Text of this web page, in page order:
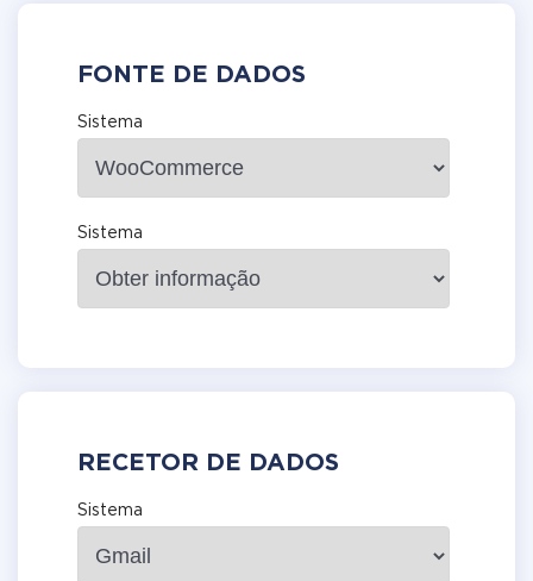
FONTE DE DADOS
Sistema
Sistema
RECETOR DE DADOS
Sistema